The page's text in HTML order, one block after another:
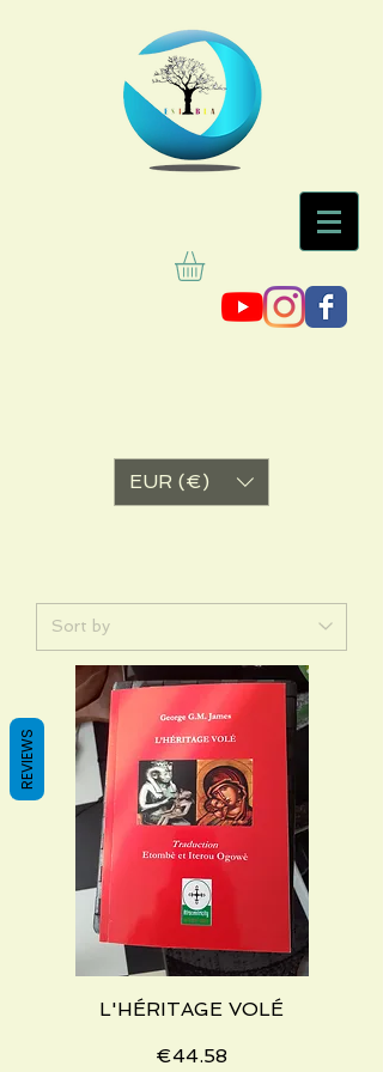
EUR (€)
L'HÉRITAGE VOLÉ
Price
€44.58
REVIEWS